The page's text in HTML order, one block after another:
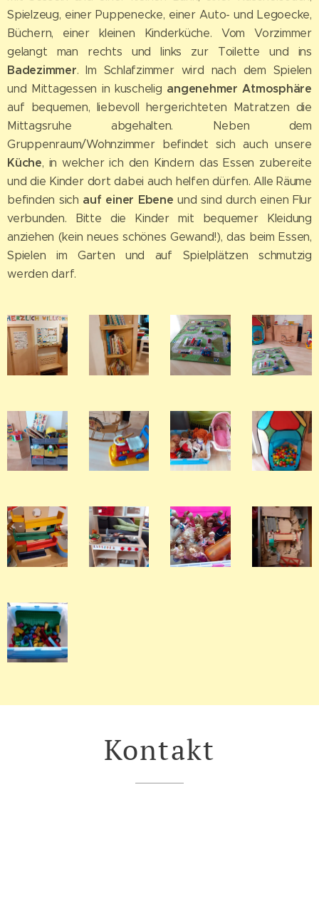
Spielzeug, einer Puppenecke, einer Auto- und Legoecke,
Büchern, einer kleinen Kinderküche. Vom Vorzimmer
gelangt man rechts und links zur Toilette und ins
Badezimmer. Im Schlafzimmer wird nach dem Spielen
und Mittagessen in kuschelig angenehmer Atmosphäre
auf bequemen, liebevoll hergerichteten Matratzen die
Mittagsruhe abgehalten. Neben dem
Gruppenraum/Wohnzimmer befindet sich auch unsere
Küche, in welcher ich den Kindern das Essen zubereite
und die Kinder dort dabei auch helfen dürfen. Alle Räume
befinden sich auf einer Ebeneund sind durch einen Flur
verbunden. Bitte die Kinder mit bequemer Kleidung
anziehen (kein neues schönes Gewand!), das beim Essen,
Spielen im Garten und auf Spielplätzen schmutzig
werden darf.
Kontakt